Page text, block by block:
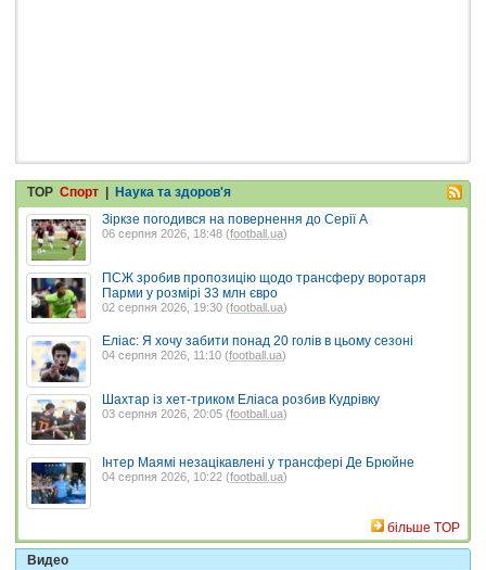
TOP Спорт
Наука та здоров'я
Зіркзе погодився на повернення до Серії А
06 серпня 2026, 18:48 (football.ua)
ПСЖ зробив пропозицію щодо трансферу воротаря
Парми у розмірі 33 млн євро
02 серпня 2026, 19:30 (football.ua)
Еліас: Я хочу забити понад 20 голів в цьому сезоні
04 серпня 2026, 11:10 (football.ua)
Шахтар із хет-триком Еліаса розбив Кудрівку
03 серпня 2026, 20:05 (football.ua)
Інтер Маямі незацікавлені у трансфері Де Брюйне
04 серпня 2026, 10:22 (football.ua)
більше TOP
Видео